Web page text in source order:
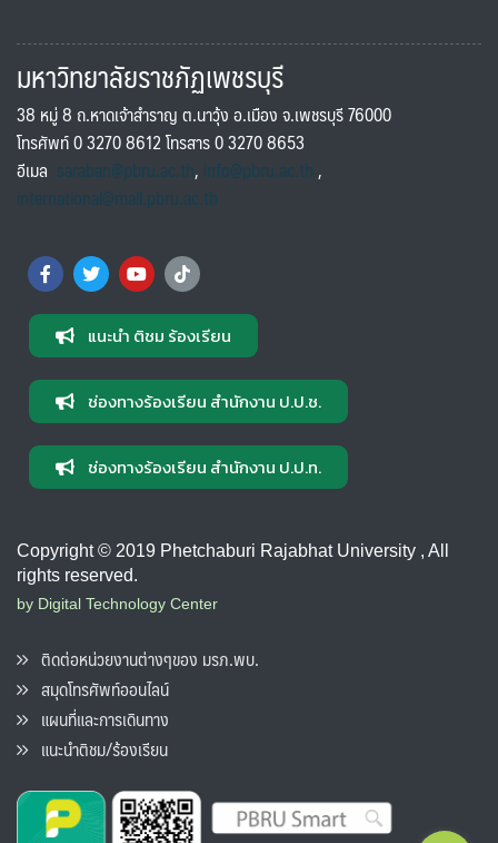
มหาวิทยาลัยราชภัฏเพชรบุรี
38 หมู่ 8 ถ.หาดเจ้าสำราญ ต.นาวุ้ง อ.เมือง จ.เพชรบุรี 76000
โทรศัพท์ 0 3270 8612 โทรสาร 0 3270 8653
อีเมล saraban@pbru.ac.th, info@pbru.ac.th,
international@mail.pbru.ac.th
แนะนำ ติชม ร้องเรียน
ช่องทางร้องเรียน สำนักงาน ป.ป.ช.
ช่องทางร้องเรียน สำนักงาน ป.ป.ท.
Copyright © 2019 Phetchaburi Rajabhat University , All
rights reserved.
by Digital Technology Center
ติดต่อหน่วยงานต่างๆของ มรภ.พบ.
สมุดโทรศัพท์ออนไลน์
แผนที่และการเดินทาง
แนะนำติชม/ร้องเรียน